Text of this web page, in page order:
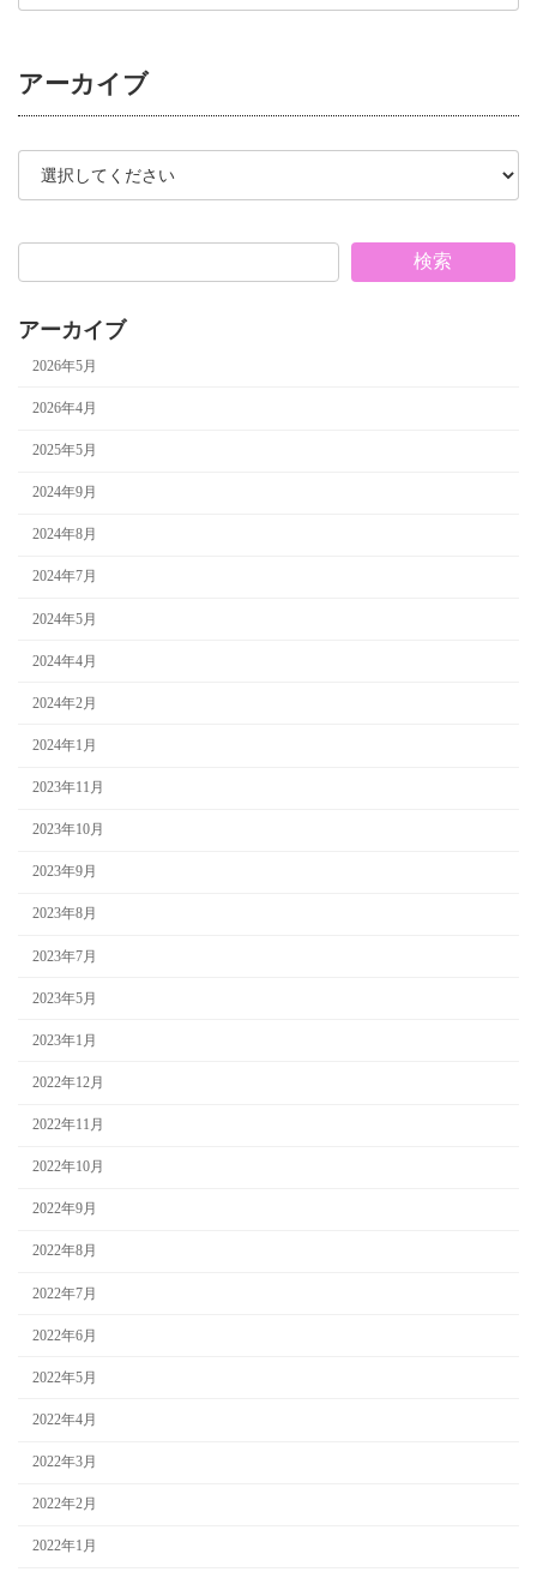
アーカイブ
検索
アーカイブ
2026年5月
2026年4月
2025年5月
2024年9月
2024年8月
2024年7月
2024年5月
2024年4月
2024年2月
2024年1月
2023年11月
2023年10月
2023年9月
2023年8月
2023年7月
2023年5月
2023年1月
2022年12月
2022年11月
2022年10月
2022年9月
2022年8月
2022年7月
2022年6月
2022年5月
2022年4月
2022年3月
2022年2月
2022年1月